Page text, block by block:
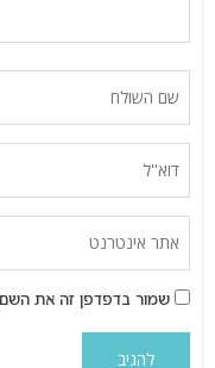
שמור בדפדפן זה את